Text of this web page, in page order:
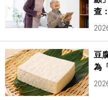
查
豆
為